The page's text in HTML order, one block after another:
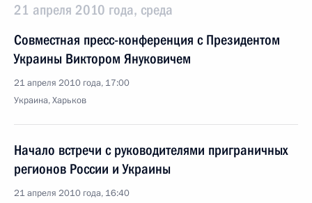
21 апреля 2010 года, среда
Совместная пресс-конференция с Президентом
Украины Виктором Януковичем
21 апреля 2010 года, 17:00
Украина, Харьков
Начало встречи с руководителями приграничных
регионов России и Украины
21 апреля 2010 года, 16:40